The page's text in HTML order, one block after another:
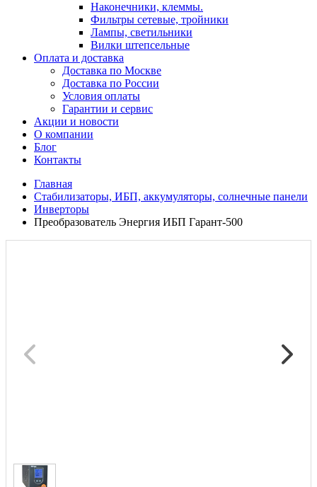
Наконечники, клеммы.
Фильтры сетевые, тройники
Лампы, светильники
Вилки штепсельные
Оплата и доставка
Доставка по Москве
Доставка по России
Условия оплаты
Гарантии и сервис
Акции и новости
О компании
Блог
Контакты
Главная
Стабилизаторы, ИБП, аккумуляторы, солнечные панели
Инверторы
Преобразователь Энергия ИБП Гарант-500